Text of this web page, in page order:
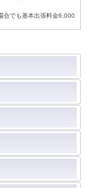
合でも基本出張料金6,000